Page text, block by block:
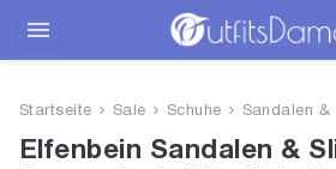
Bekleidung
Startseite Sale Schuhe Sandalen &
Elfenbein Sandalen &